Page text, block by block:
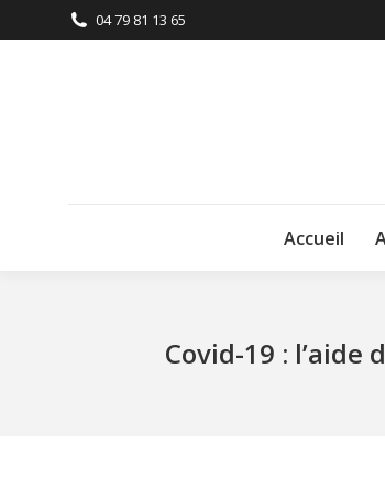
04 79 81 13 65
Accueil
Covid-19 :